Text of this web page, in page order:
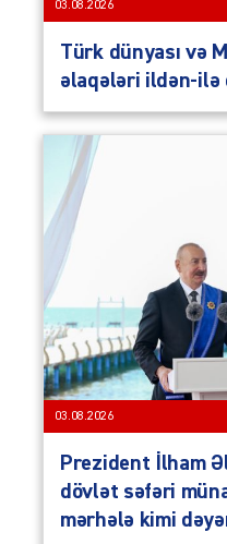
03.08.2026
Türk dünyası və
əlaqələri ildən-ilə
03.08.2026
Prezident İlham
dövlət səfəri
mərhələ kimi